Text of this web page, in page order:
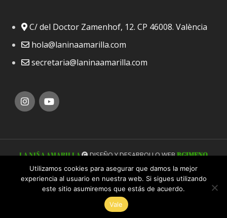
C/ del Doctor Zamenhof, 12. CP 46008. València
hola@laninaamarilla.com
secretaria@laninaamarilla.com
LA NIÑA AMARILLA DISEÑO Y DESARROLLO WEBBGIMENO
Utilizamos cookies para asegurar que damos la mejor
experiencia al usuario en nuestra web. Si sigues utilizando
este sitio asumiremos que estás de acuerdo.
Vale